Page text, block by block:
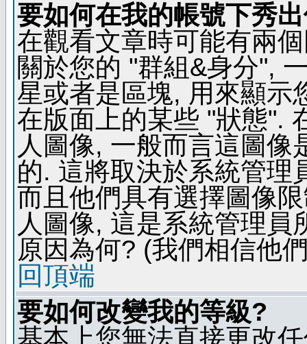
要如何在我的帳號下秀
在觀看文章時可能有兩
關於您的 "群組&身分",
星或者是區塊, 用來顯示
在版面上的某些 "狀態".
人圖像, 一般而言這圖像
的. 這將取決於系統管理
而且他們具有選擇圖像
人圖像, 這是系統管理
原因為何? (我們相信他
回頂端
要如何改變我的等級?
基本上您無法直接更改